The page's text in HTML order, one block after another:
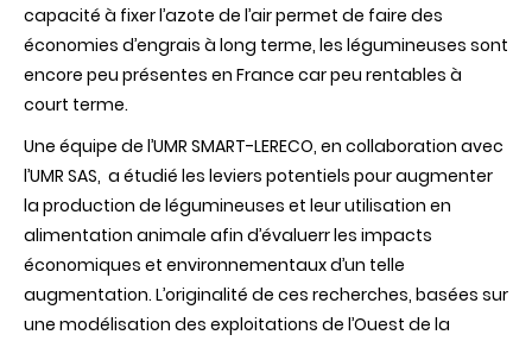
capacité à fixer l’azote de l’air permet de faire des
économies d’engrais à long terme, les légumineuses sont
encore peu présentes en France car peu rentables à
court terme.
Une équipe de l’UMR SMART-LERECO, en collaboration avec
l’UMR SAS, a étudié les leviers potentiels pour augmenter
la production de légumineuses et leur utilisation en
alimentation animale afin d’évaluerr les impacts
économiques et environnementaux d’un telle
augmentation. L’originalité de ces recherches, basées sur
une modélisation des exploitations de l’Ouest de la